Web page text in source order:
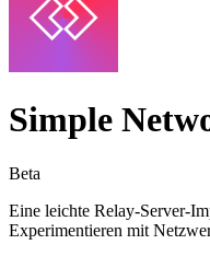
Simple
Beta
Eine leichte Relay-Server-
Experimentieren mit